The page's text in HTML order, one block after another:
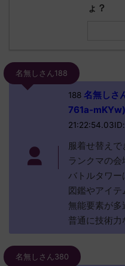
ょ？
名無しさん188
188名無しさ
761a-mKYw)
服着せ替えで
ランクマの
バトルタワー
図鑑やアイテ
無能要素が
普通に技術
名無しさん380